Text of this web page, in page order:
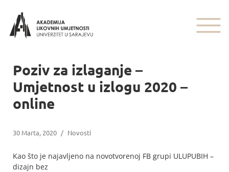
Poziv za izlaganje –
Umjetnost u izlogu 2020 –
online
30 Marta, 2020 / Novosti
Kao što je najavljeno na novotvorenoj FB grupi ULUPUBIH –
dizajn bez